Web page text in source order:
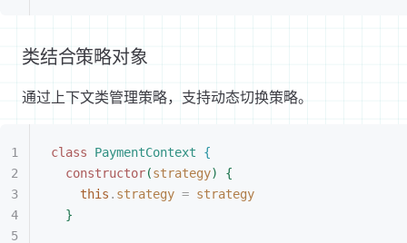
类结合策略对象
通过上下文类管理策略，支持动态切换策略。
class PaymentContext
{
constructor(strategy)
{
this . strategy = strategy
}